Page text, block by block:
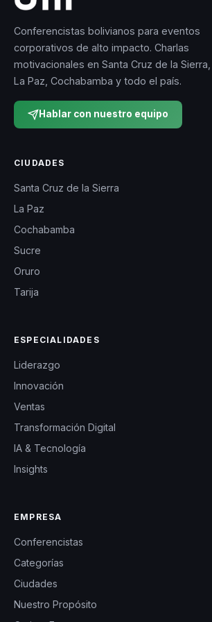
Conferencistas bolivianos para eventos
corporativos de alto impacto. Charlas
motivacionales en Santa Cruz de la Sierra,
La Paz, Cochabamba y todo el país.
Hablar con nuestro equipo
CIUDADES
Santa Cruz de la Sierra
La Paz
Cochabamba
Sucre
Oruro
Tarija
ESPECIALIDADES
Liderazgo
Innovación
Ventas
Transformación Digital
IA & Tecnología
Insights
EMPRESA
Conferencistas
Categorías
Ciudades
Nuestro Propósito